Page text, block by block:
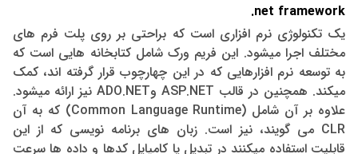
net framework.
یک تکنولوژی نرم افزاری است که براحتی بر روی پلت فرم های
مختلف اجرا میشود. این فریم ورک شامل کتابخانه هایی است که
به توسعه نرم افزارهایی که در این چهارچوب قرار گرفته اند، کمک
میکند. همچنین
در قالب ASP.NET وADO.NET نیز ارائه میشود.
علاوه بر آن شامل (Common Language Runtime) که به آن
CLR می گویند، نیز است.
زبان های برنامه نویسی که از این
قابلیت استفاده میکنند در تبدیل یا کامپایل کدها و داده ها سرعت